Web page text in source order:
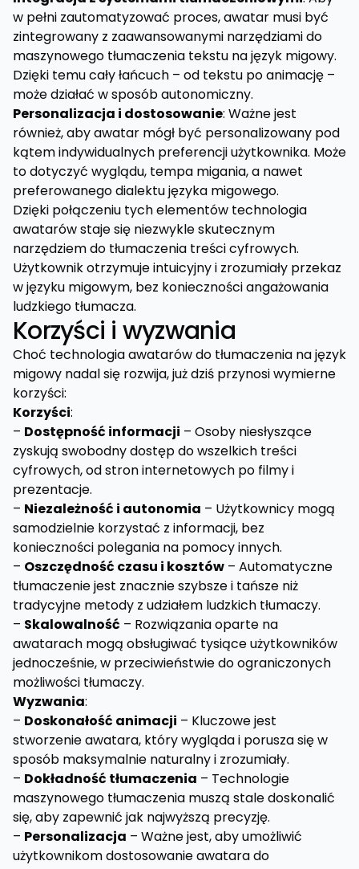
w pełni zautomatyzować proces, awatar musi być
zintegrowany z zaawansowanymi narzędziami do
maszynowego tłumaczenia tekstu na język migowy.
Dzięki temu cały łańcuch – od tekstu po animację –
może działać w sposób autonomiczny.
Personalizacja i dostosowanie: Ważne jest
również, aby awatar mógł być personalizowany pod
kątem indywidualnych preferencji użytkownika. Może
to dotyczyć wyglądu, tempa migania, a nawet
preferowanego dialektu języka migowego.
Dzięki połączeniu tych elementów technologia
awatarów staje się niezwykle skutecznym
narzędziem do tłumaczenia treści cyfrowych.
Użytkownik otrzymuje intuicyjny i zrozumiały przekaz
w języku migowym, bez konieczności angażowania
ludzkiego tłumacza.
Korzyści i wyzwania
Choć technologia awatarów do tłumaczenia na język
migowy nadal się rozwija, już dziś przynosi wymierne
korzyści:
Korzyści:
– Dostępność informacji – Osoby niesłyszące
zyskują swobodny dostęp do wszelkich treści
cyfrowych, od stron internetowych po filmy i
prezentacje.
– Niezależność i autonomia – Użytkownicy mogą
samodzielnie korzystać z informacji, bez
konieczności polegania na pomocy innych.
– Oszczędność czasu i kosztów – Automatyczne
tłumaczenie jest znacznie szybsze i tańsze niż
tradycyjne metody z udziałem ludzkich tłumaczy.
– Skalowalność – Rozwiązania oparte na
awatarach mogą obsługiwać tysiące użytkowników
jednocześnie, w przeciwieństwie do ograniczonych
możliwości tłumaczy.
Wyzwania:
– Doskonałość animacji – Kluczowe jest
stworzenie awatara, który wygląda i porusza się w
sposób maksymalnie naturalny i zrozumiały.
– Dokładność tłumaczenia – Technologie
maszynowego tłumaczenia muszą stale doskonalić
się, aby zapewnić jak najwyższą precyzję.
– Personalizacja – Ważne jest, aby umożliwić
użytkownikom dostosowanie awatara do